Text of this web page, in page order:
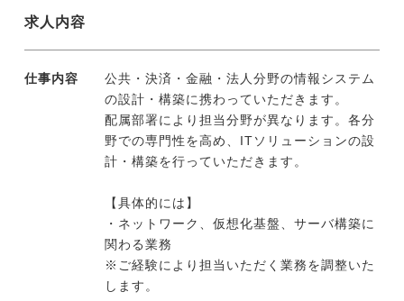
企業TOPインタビュー
高知の特色
地域情報ブログ
今すぐ転職をお考えの方
中長期で転職をお考えの方
求人内容
仕事内容
公共・決済・金融・法人分野の情報システム
の設計・構築に携わっていただきます。
配属部署により担当分野が異なります。各分
野での専門性を高め、ITソリューションの設
計・構築を行っていただきます。
【具体的には】
・ネットワーク、仮想化基盤、サーバ構築に
関わる業務
※ご経験により担当いただく業務を調整いた
します。